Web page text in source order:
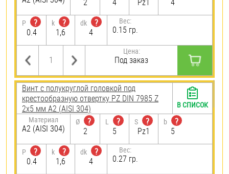
P
?
0.4
k
?
1,6
dk
?
4
Вес:
0.15 гр.
Цена:
Под заказ
Винт с полукруглой головкой под
крестообразную отвертку PZ DIN 7985 Z
2х5 мм А2 (AISI 304)
Материал
А2 (AISI 304)
Ø
?
2
L
?
5
S
?
Pz1
b
?
5
P
?
0.4
k
?
1,6
dk
?
4
Вес:
0.27 гр.
В СПИСОК